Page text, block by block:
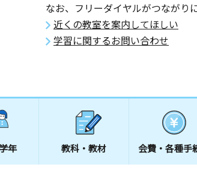
なお、フリーダイヤルがつながり
近くの教室を案内してほしい
学習に関するお問い合わせ
年 教科・教材 会費・ 各種手